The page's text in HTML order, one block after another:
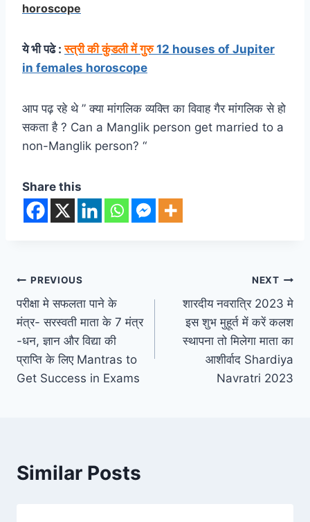
horoscope
ये भी पढे :स्त्री की कुंडली में गुरु12 houses of Jupiter
in females horoscope
आप पढ़ रहे थे ” क्या मांगलिक व्यक्ति का विवाह गैर मांगलिक से हो
सकता है ? Can a Manglik person get married to a
non-Manglik person? “
Share this
Post
navigation
PREVIOUS
परीक्षा मे सफलता पाने के
मंत्र- सरस्वती माता के 7 मंत्र
-धन, ज्ञान और विद्या की
प्राप्ति के लिए Mantras to
Get Success in Exams
NEXT
शारदीय नवरात्रि 2023 मे
इस शुभ मुहूर्त में करें कलश
स्थापना तो मिलेगा माता का
आशीर्वाद Shardiya
Navratri 2023
Similar Posts